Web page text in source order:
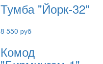
Тумба "Йорк-32"
8 550 руб
Комод